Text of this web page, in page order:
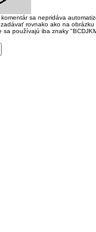
sa nepridáva
rovnako ako na
sa používajú iba znaky